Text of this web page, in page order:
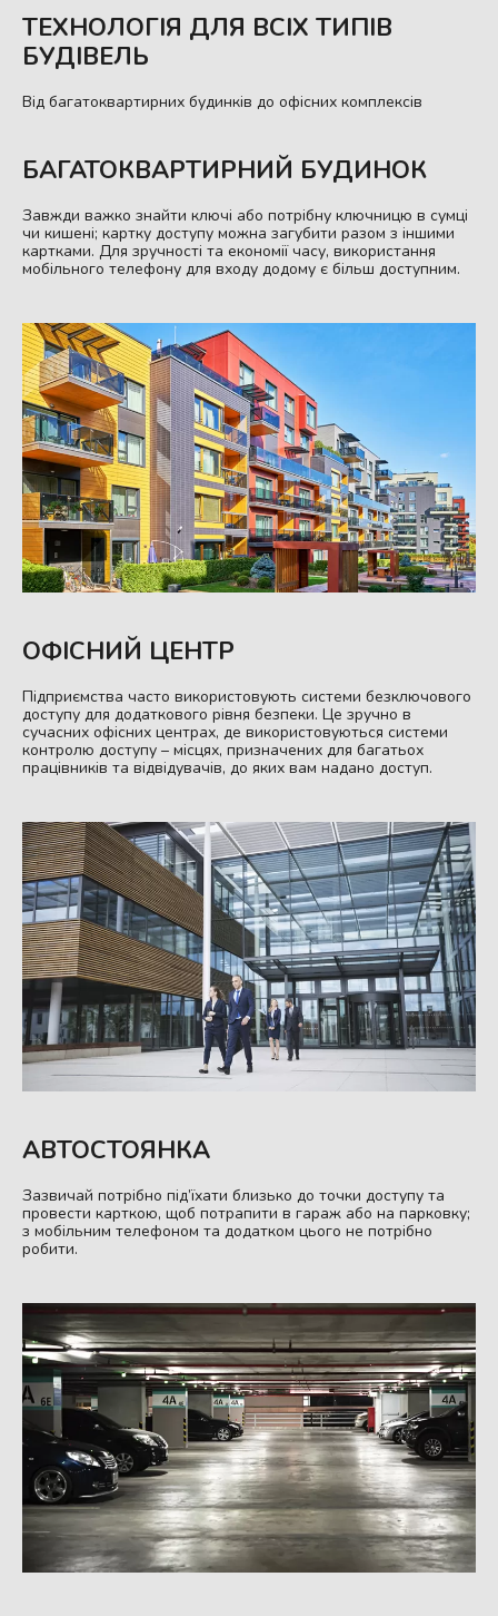
ТЕХНОЛОГІЯ ДЛЯ ВСІХ ТИПІВ
БУДІВЕЛЬ
Від багатоквартирних будинків до офісних комплексів
БАГАТОКВАРТИРНИЙ БУДИНОК
Завжди важко знайти ключі або потрібну ключницю в сумці
чи кишені; картку доступу можна загубити разом з іншими
картками. Для зручності та економії часу, використання
мобільного телефону для входу додому є більш доступним.
ОФІСНИЙ ЦЕНТР
Підприємства часто використовують системи безключового
доступу для додаткового рівня безпеки. Це зручно в
сучасних офісних центрах, де використовуються системи
контролю доступу – місцях, призначених для багатьох
працівників та відвідувачів, до яких вам надано доступ.
АВТОСТОЯНКА
Зазвичай потрібно під’їхати близько до точки доступу та
провести карткою, щоб потрапити в гараж або на парковку;
з мобільним телефоном та додатком цього не потрібно
робити.